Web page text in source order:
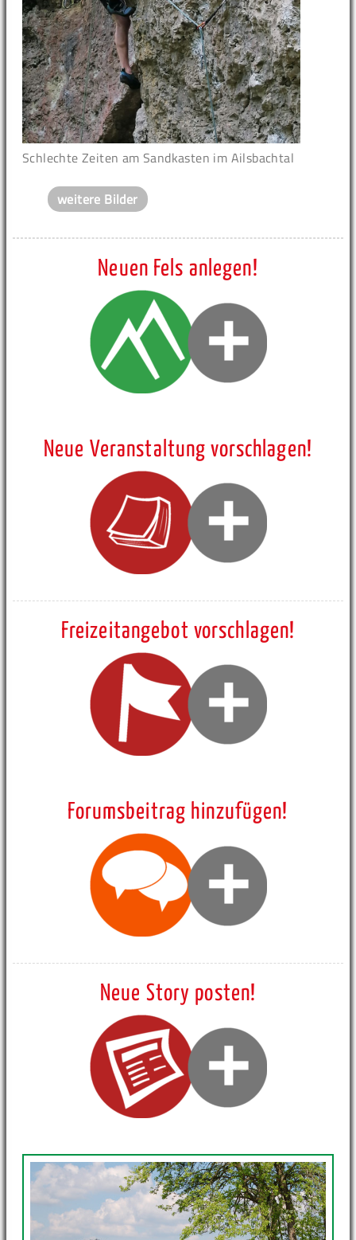
Schlechte Zeiten am Sandkasten im Ailsbachtal
weitere Bilder
Neuen Fels anlegen!
Neue Veranstaltung vorschlagen!
Freizeitangebot vorschlagen!
Forumsbeitrag hinzufügen!
Neue Story posten!